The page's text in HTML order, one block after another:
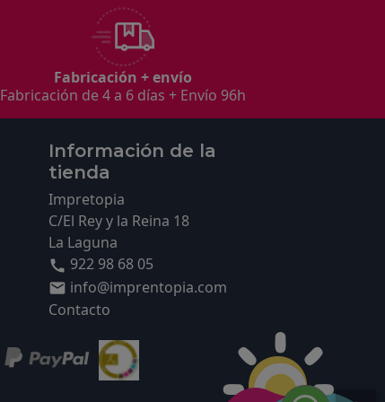
Fabricación + envío
Fabricación de 4 a 6 días + Envío 96h
Información de la
tienda
Impretopia
C/El Rey y la Reina 18
La Laguna
 922 98 68 05
 info@imprentopia.com
Contacto